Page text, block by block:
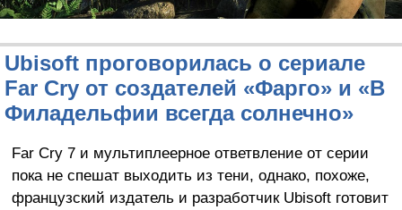
Ubisoft проговорилась о сериале
Far Cry от создателей «Фарго» и «В
Филадельфии всегда солнечно»
Far Cry 7 и мультиплеерное ответвление от серии
пока не спешат выходить из тени, однако, похоже,
французский издатель и разработчик Ubisoft готовит